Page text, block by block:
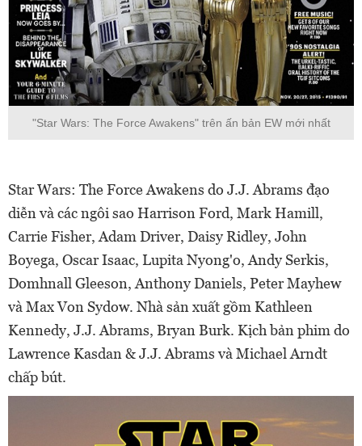
"Star Wars: The Force Awakens" trên ấn bản EW mới nhất
Star Wars: The Force Awakens do J.J. Abrams đạo
diễn và các ngôi sao Harrison Ford, Mark Hamill,
Carrie Fisher, Adam Driver, Daisy Ridley, John
Boyega, Oscar Isaac, Lupita Nyong'o, Andy Serkis,
Domhnall Gleeson, Anthony Daniels, Peter Mayhew
và Max Von Sydow. Nhà sản xuất gồm Kathleen
Kennedy, J.J. Abrams, Bryan Burk. Kịch bản phim do
Lawrence Kasdan & J.J. Abrams và Michael Arndt
chấp bút.